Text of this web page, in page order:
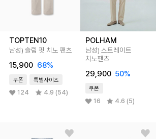
TOPTEN10
남성) 슬림 핏 치노 팬츠
15,900 68%
쿠폰 특별사이즈
124 4.9 (54)
POLHAM
남성) 스트레이트
치노팬츠
29,900 50%
쿠폰
16 4.6 (5)